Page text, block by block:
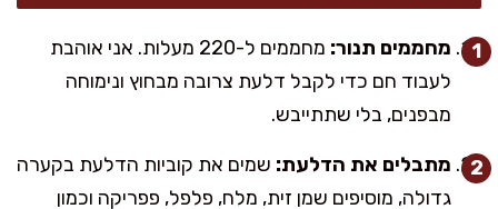
מחממים תנור:
מחממים ל-220 מעלות. אני אוהבת
לעבוד חם כדי לקבל דלעת צרובה מבחוץ ונימוחה
מבפנים, בלי שתתייבש.
מתבלים את הדלעת: שמים את קוביות הדלעת בקערה
גדולה, מוסיפים שמן זית, מלח, פלפל, פפריקה וכמון